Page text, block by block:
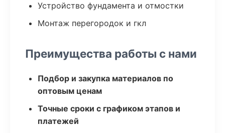
Устройство фундамента и отмостки
Монтаж перегородок и гкл
Преимущества работы с нами
Подбор и закупка материалов по
оптовым ценам
Точные сроки с графиком этапов и
платежей